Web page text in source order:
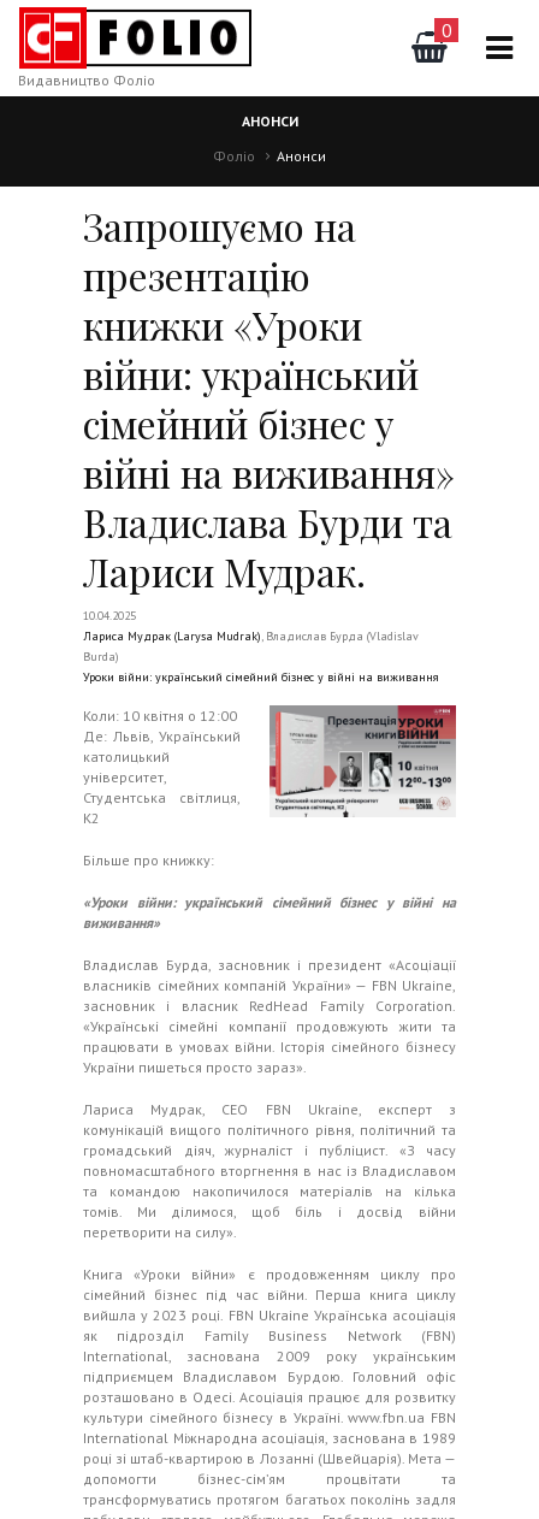
0
Видавництво Фоліо
АНОНСИ
Фоліо
Анонси
Запрошуємо на
презентацію
книжки «Уроки
війни: український
сімейний бізнес у
війні на виживання»
Владислава Бурди та
Лариси Мудрак.
10.04.2025
Лариса Мудрак (Larysa Mudrak), Владислав Бурда (Vladislav
Burda)
Уроки війни: український сімейний бізнес у війні на виживання
Коли: 10 квітня о 12:00
Де: Львів, Український
католицький
університет,
Студентська світлиця,
К2
Більше про книжку:
«Уроки війни: український сімейний бізнес у війні на
виживання»
Владислав Бурда, засновник і президент «Асоціації
власників сімейних компаній України» — FBN Ukraine,
засновник і власник RedHead Family Corporation.
«Українські сімейні компанії продовжують жити та
працювати в умовах війни. Історія сімейного бізнесу
України пишеться просто зараз».
Лариса Мудрак, CEO FBN Ukraine, експерт з
комунікацій вищого політичного рівня, політичний та
громадський діяч, журналіст і публіцист. «З часу
повномасштабного вторгнення в нас із Владиславом
та командою накопичилося матеріалів на кілька
томів. Ми ділимося, щоб біль і досвід війни
перетворити на силу».
Книга «Уроки війни» є продовженням циклу про
сімейний бізнес під час війни. Перша книга циклу
вийшла у 2023 році. FBN Ukraine Українська асоціація
як підрозділ Family Business Network (FBN)
International, заснована 2009 року українським
підприємцем Владиславом Бурдою. Головний офіс
розташовано в Одесі. Асоціація працює для розвитку
культури сімейного бізнесу в Україні.www.fbn.ua FBN
International Міжнародна асоціація, заснована в 1989
році зі штаб-квартирою в Лозанні (Швейцарія). Мета —
допомогти бізнес-сім’ям процвітати та
трансформуватись протягом багатьох поколінь задля